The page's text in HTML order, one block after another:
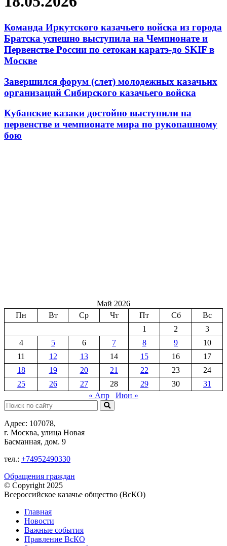
Команда Иркутского казачьего войска из города
Братска успешно выступила на Чемпионате и
Первенстве России по сетокан каратэ-до SKIF в
Москве
Завершился форум (слет) молодежных казачьих
организаций Сибирского казачьего войска
Кубанские казаки достойно выступили на
первенстве и чемпионате мира по рукопашному
бою
Май 2026
Пн
Вт Ср Чт Пт Сб
Вс
1
2
3
4
5 6 7 8 9
10
11
12 13 14 15 16
17
18
19 20 21 22 23
24
25
26 27 28 29 30
31
« Апр
Июн »
Поиск:
Адрес: 107078,
г. Москва, улица Новая
Басманная, дом. 9
тел.: +74952490330
Обращения граждан
© Copyright 2025
Всероссийское казачье общество (ВсКО)
Главная
Новости
Важные события
Правление ВсКО